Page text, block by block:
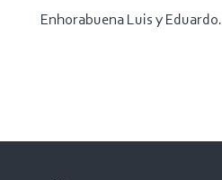
Enhorabuena Luis y Eduardo.